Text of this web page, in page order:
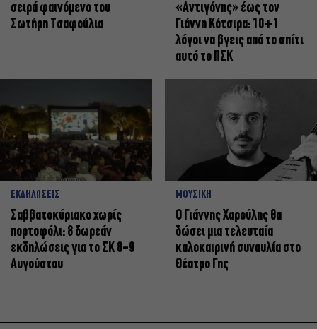
σειρά φαινόμενο του
Σωτήρη Τσαφούλια
«Αντιγόνης» έως τον
Γιάννη Κότσιρα: 10+1
λόγοι να βγεις από το σπίτι
αυτό το ΠΣΚ
ΕΚΔΗΛΩΣΕΙΣ
Σαββατοκύριακο χωρίς
πορτοφόλι: 8 δωρεάν
εκδηλώσεις για το ΣΚ 8-9
Αυγούστου
ΜΟΥΣΙΚΗ
Ο Γιάννης Χαρούλης θα
δώσει μια τελευταία
καλοκαιρινή συναυλία στο
Θέατρο Γης